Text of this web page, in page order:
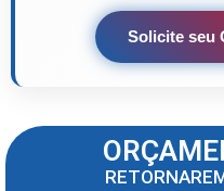
Solicite seu